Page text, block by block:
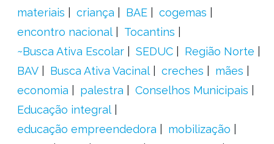
materiais
criança BAE
cogemas
encontro nacional
Tocantins
~Busca Ativa Escolar
SEDUC
Região Norte
BAV
Busca Ativa Vacinal creches
mães
economia
palestra
Conselhos Municipais
Educação integral
educação empreendedora
mobilização